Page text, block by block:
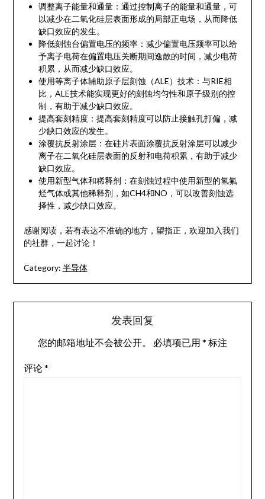
调整离子能量和通量：通过控制离子的能量和通量，可
以减少在二氧化硅层表面形成的局部正电场，从而降低
缺口效应的发生。
降低刻蚀台偏置电压的频率：减少偏置电压频率可以给
予离子电荷在偏置电压关断期间逸散的时间，减少电荷
积累，从而减少缺口效应。
使用等离子体辅助原子层刻蚀（ALE）技术：与RIE相
比，ALE技术能实现更好的刻蚀均匀性和原子级别的控
制，有助于减少缺口效应。
提高套刻精度：提高套刻精度可以防止接触孔打偏，减
少缺口效应的发生。
涂覆抗反射涂层：在硅片表面涂覆抗反射涂层可以减少
离子在二氧化硅层表面的反射和电荷积累，有助于减少
缺口效应。
使用新型气体和稀释剂：在刻蚀过程中使用新型的氢氟
烃气体或其他稀释剂，如CH4和NO，可以改善刻蚀选
择性，减少缺口效应。
感谢阅读，若有表达不准确的地方，望指正，欢迎加入我们
的社群，一起讨论！
Category: 半导体
发表回复
您的邮箱地址不会被公开。 必填项已用 * 标注
评论*